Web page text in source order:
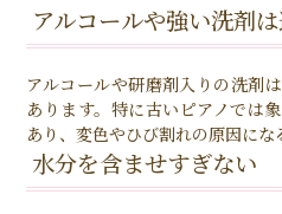
アルコールや強い洗剤
アルコールや研磨剤入りの洗剤
あります。特に古いピアノでは
あり、変色やひび割れの原因にな
水分を含ませすぎない